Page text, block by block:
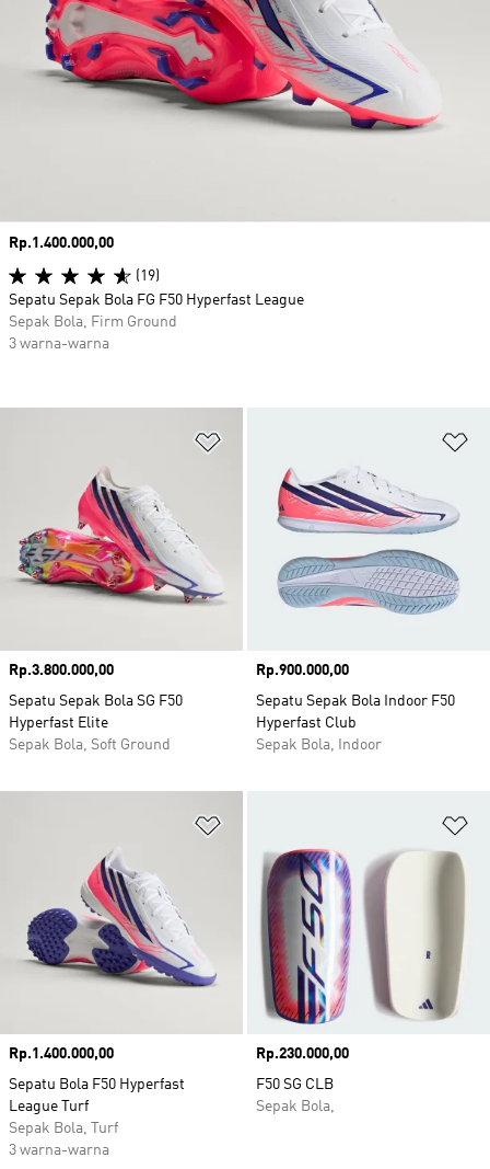
Harga
Rp.3.800.000,00
Sepatu Sepak Bola SG F50
Hyperfast Elite
Sepak Bola, Soft Ground
Harga
Rp.900.000,00
Sepatu Sepak Bola Indoor F50
Hyperfast Club
Sepak Bola, Indoor
Harga
Rp.1.400.000,00
Sepatu Bola F50 Hyperfast
League Turf
Sepak Bola, Turf
3 warna-warna
Harga
Rp.230.000,00
F50 SG CLB
Sepak Bola,
Harga
Rp.1.400.000,00
(19)
Sepatu Sepak Bola FG F50 Hyperfast League
Sepak Bola, Firm Ground
3 warna-warna